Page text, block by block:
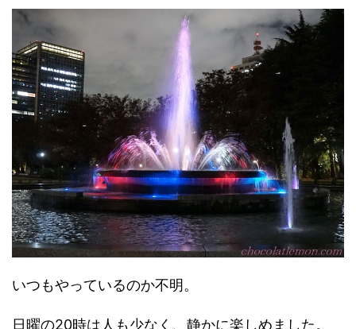
いつもやっているのか不明。
日曜の20時は人も少なく、静かに楽しめました。